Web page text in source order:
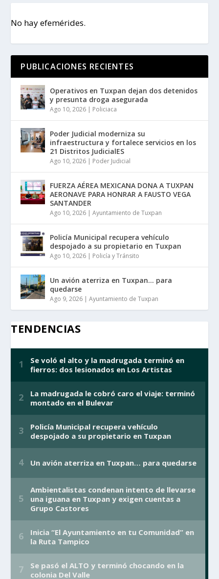
No hay efemérides.
PUBLICACIONES RECIENTES
Operativos en Tuxpan dejan dos detenidos
y presunta droga asegurada
Ago 10, 2026 | Policiaca
Poder Judicial moderniza su
infraestructura y fortalece servicios en los
21 Distritos JudicialES
Ago 10, 2026 | Poder Judicial
FUERZA AÉREA MEXICANA DONA A TUXPAN
AERONAVE PARA HONRAR A FAUSTO VEGA
SANTANDER
Ago 10, 2026 |Ayuntamiento de Tuxpan
Policía Municipal recupera vehículo
despojado a su propietario en Tuxpan
Ago 10, 2026 | Policía y Tránsito
Un avión aterriza en Tuxpan… para
quedarse
Ago 9, 2026 |Ayuntamiento de Tuxpan
TENDENCIAS